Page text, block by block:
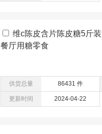
维c陈皮含片陈皮糖5斤
餐厅用糖零食
供货总量 86431 件
更新时间 2024-04-22